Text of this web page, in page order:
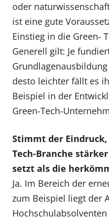
oder
ist eine gute
Einstieg in die Green-
Generell gilt: Je
desto leichter fällt es
Beispiel in der
Green-Tech-
Stimmt der Eindruck,
Tech-Branche
setzt als die
Ja. Im Bereich der
zum Beispiel liegt der